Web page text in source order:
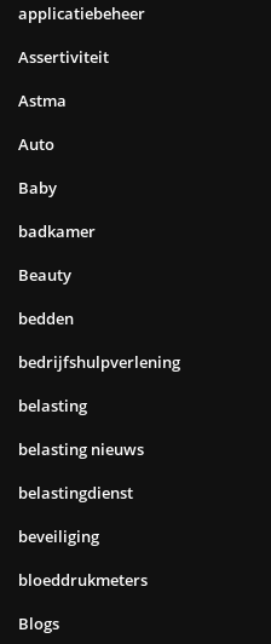
applicatiebeheer
Assertiviteit
Astma
Auto
Baby
badkamer
Beauty
bedden
bedrijfshulpverlening
belasting
belasting nieuws
belastingdienst
beveiliging
bloeddrukmeters
Blogs